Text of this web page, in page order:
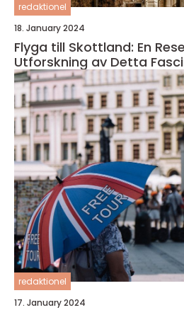
redaktionel
18. January 2024
Flyga till Skottland: En
Utforskning av Detta
redaktionel
17. January 2024